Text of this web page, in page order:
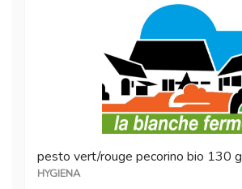
pesto vert/rouge pecorino bio 130 g
HYGIENA